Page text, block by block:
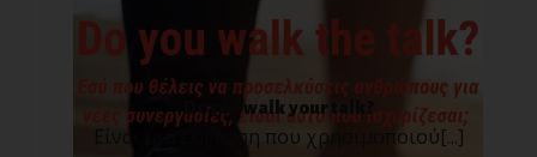
Do you walk your talk?
Είναι μια έκφραση που χρησιμοποιού[...]